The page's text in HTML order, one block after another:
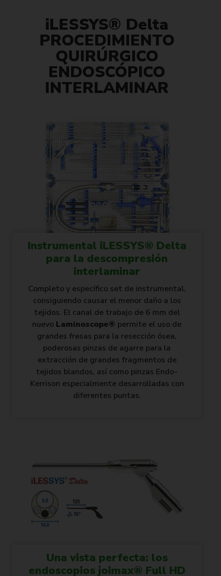
iLESSYS® Delta
PROCEDIMIENTO
QUIRÚRGICO
ENDOSCÓPICO
INTERLAMINAR
Instrumental iLESSYS® Delta
para la descompresión
interlaminar
Completo y específico set de instrumental,
consiguiendo causar el menor daño a los
tejidos. El canal de trabajo de 6 mm del
nuevo Laminoscope® permite el uso de
grandes fresas para la resección ósea,
poderosas pinzas de agarre para la
extracción de grandes fragmentos de
tejidos blandos, así como pinzas Endo-
Kerrison especialmente desarrolladas con
diferentes puntas.
Una vista perfecta: los
endoscopios joimax® Full HD